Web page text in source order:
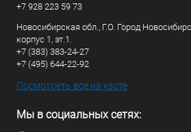
+7 928 223 59 73
Новосибирская обл., Г.О. Город
корпус 1, эт.1.
+7 (383) 383-24-27
+7 (495) 644-22-92
Посмотреть все на карте
Мы в социальных сетях: